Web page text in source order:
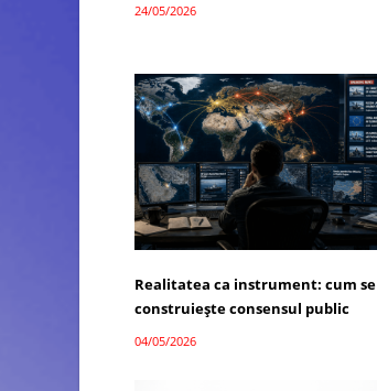
24/05/2026
Realitatea ca instrument: cum se
construiește consensul public
04/05/2026